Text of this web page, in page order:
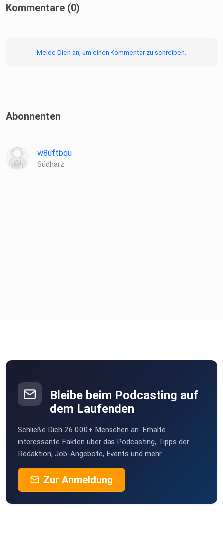
Kommentare (0)
Melde Dich an, um einen Kommentar zu schreiben.
Abonnenten
w8uftbqu
Südharz
Bleibe beim Podcasting auf
dem Laufenden
Schließe Dich 26.000+ Menschen an. Erhalte
interessante Fakten über das Podcasting, Tipps der
Redaktion, Job-Angebote, Events und mehr.
Zur Anmeldung